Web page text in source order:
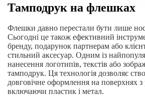
Тамподрук на флешках
Флешки давно перестали бути лише
Сьогодні це також ефективний
бренду, подарунок партнерам або
стильний аксесуар. Одним із
нанесення логотипів, текстів або
тамподрук. Ця технологія дозволяє
довговічне оформлення на поверхнях з
включаючи пластик і метал.